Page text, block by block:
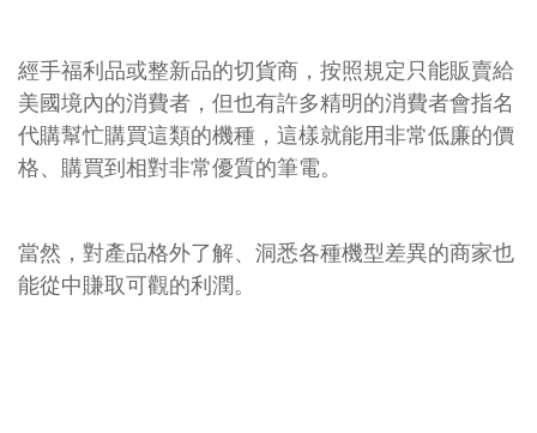
經手福利品或整新品的切貨商，按照規定只能販賣給
美國境內的消費者，但也有許多精明的消費者會指名
代購幫忙購買這類的機種，這樣就能用非常低廉的價
格、購買到相對非常優質的筆電。
當然，對產品格外了解、洞悉各種機型差異的商家也
能從中賺取可觀的利潤。